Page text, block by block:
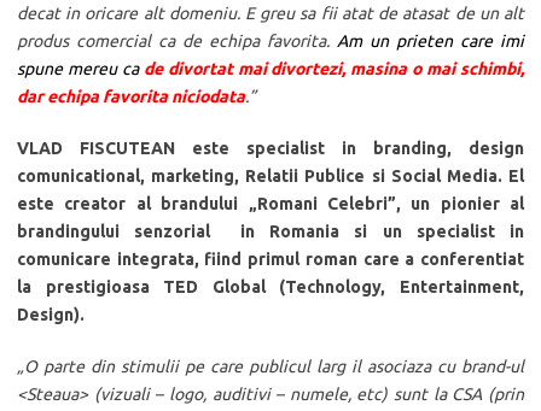
decat in oricare alt domeniu. E greu sa fii atat de atasat de un alt
produs comercial ca de echipa favorita. Am un prieten care imi
spune mereu cade divortat mai divortezi, masina o mai schimbi,
dar echipa favorita niciodata.”
VLAD FISCUTEAN este specialist in branding, design
comunicational, marketing, Relatii Publice si Social Media. El
este creator al brandului „Romani Celebri”, un pionier al
brandingului senzorial in Romania si un specialist in
comunicare integrata, fiind primul roman care a conferentiat
la prestigioasa TED Global (Technology, Entertainment,
Design).
„O parte din stimulii pe care publicul larg il asociaza cu brand-ul
<Steaua> (vizuali – logo, auditivi – numele, etc) sunt la CSA (prin